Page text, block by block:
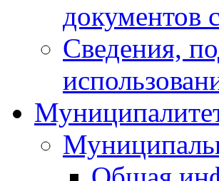
документов
Сведения,